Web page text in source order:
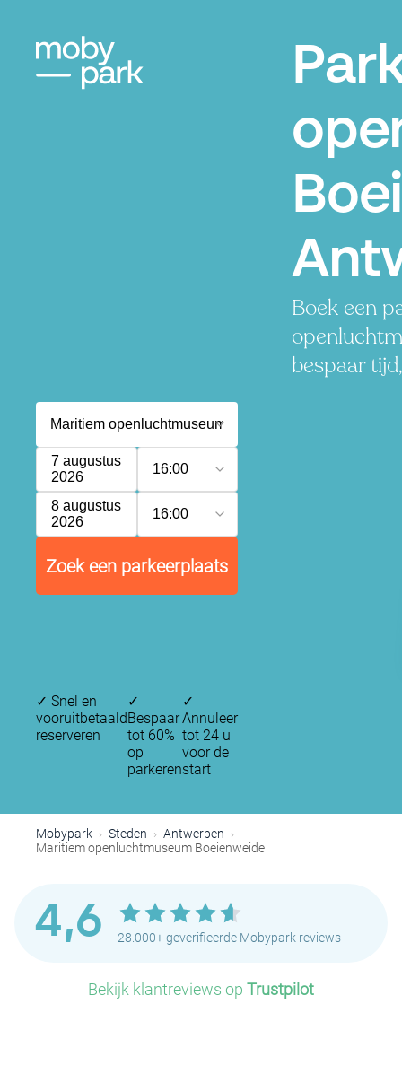
Boek een
bespaar
7 augustus
2026
16:00
8 augustus
2026
16:00
Zoek een parkeerplaats
✓ Snel en
vooruitbetaald
reserveren
✓
Bespaar
tot 60%
op
parkeren
✓
Annuleer
tot 24 u
voor de
start
Mobypark Steden
Antwerpen
Maritiem openluchtmuseum Boeienweide
4,6 28.000+ geverifieerde Mobypark reviews
Bekijk klantreviews op Trustpilot